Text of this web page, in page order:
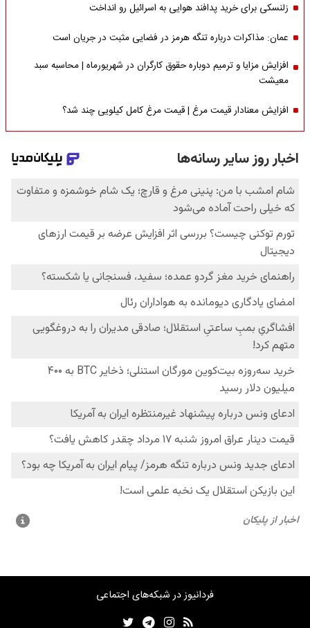
زلنسکی برای خرید پدافند هوایی به اسرائیل رو انداخت
عمان: مذاکرات درباره تنگه هرمز در فضایی مثبت در جریان است
افزایش مزایا و ترمیم دوباره حقوق کارگران در شهریورماه | محاسبه سبد
معیشت
افزایش معنادار قیمت مرغ | قیمت مرغ کامل کیلویی چند شد؟
فردانیوز در شبکه‌های اجتماعی